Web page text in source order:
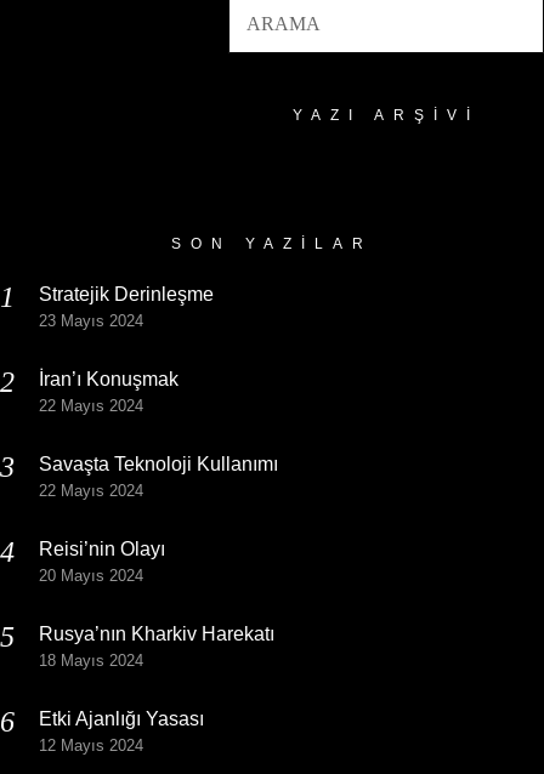
YAZI ARŞIVI
SON YAZILAR
Stratejik Derinleşme
23 Mayıs 2024
İran’ı Konuşmak
22 Mayıs 2024
Savaşta Teknoloji Kullanımı
22 Mayıs 2024
Reisi’nin Olayı
20 Mayıs 2024
Rusya’nın Kharkiv Harekatı
18 Mayıs 2024
Etki Ajanlığı Yasası
12 Mayıs 2024